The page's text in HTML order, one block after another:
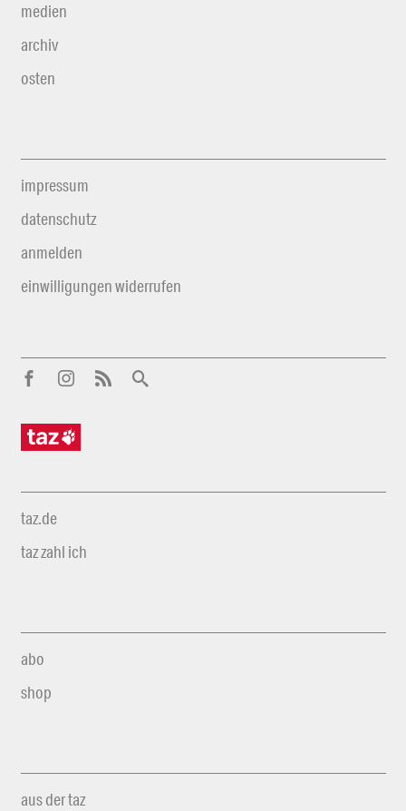
medien
archiv
osten
impressum
datenschutz
anmelden
einwilligungen widerrufen
taz.de
taz zahl ich
abo
shop
aus der taz